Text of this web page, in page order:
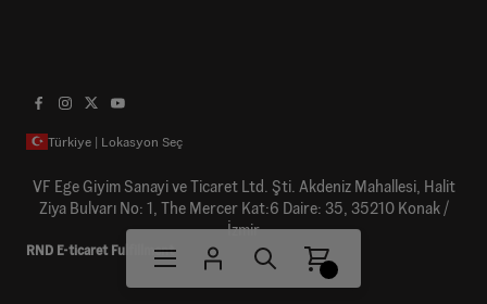
Türkiye | Lokasyon Seç
VF Ege Giyim Sanayi ve Ticaret Ltd. Şti. Akdeniz Mahallesi, Halit
Ziya Bulvarı No: 1, The Mercer Kat:6 Daire: 35, 35210 Konak /
İzmir
RND E-ticaret Fulfillment